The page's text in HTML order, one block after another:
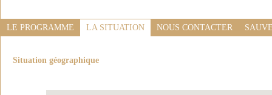
LE PROGRAMME LA SITUATION NOUS CONTACTER
Situation géographique